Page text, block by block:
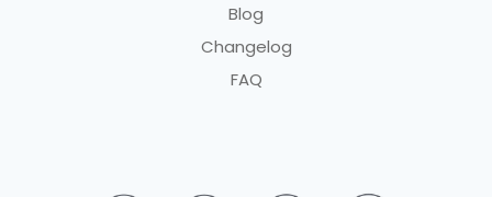
Blog
Changelog
FAQ